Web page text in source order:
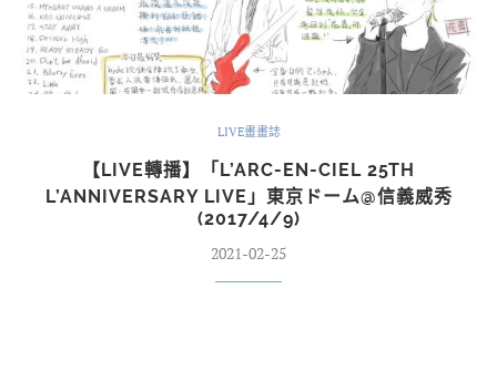
LIVE畫畫誌
【LIVE轉播】「L’ARC-EN-CIEL 25TH
L’ANNIVERSARY LIVE」東京ドーム@信義威秀
(2017/4/9)
2021-02-25